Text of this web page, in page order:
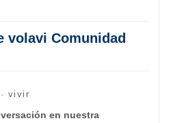
volavi Comunidad
vivir
en nuestra